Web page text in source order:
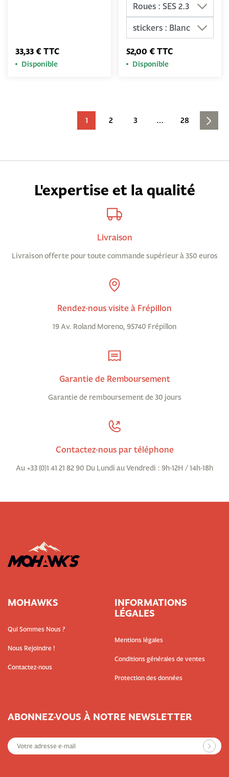
33,33 € TTC
Disponible
52,00 € TTC
Disponible
1 2 3 … 28
L'expertise et la qualité
Livraison
Livraison offerte pour toute commande supérieur à 350 euros
Rendez-nous visite à Frépillon
19 Av. Roland Moreno, 95740 Frépillon
Garantie de Remboursement
Garantie de remboursement de 30 jours
Contactez-nous par téléphone
Au +33 (0)1 41 21 82 90 Du Lundi au Vendredi : 9h-12H / 14h-18h
MOHAWKS
Qui Sommes Nous ?
Nous Rejoindre !
Contactez-nous
INFORMATIONS
LÉGALES
Mentions légales
Conditions générales de ventes
Protection des données
ABONNEZ-VOUS À NOTRE NEWSLETTER